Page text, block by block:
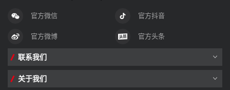
官方微信 官方抖音
官方微博 官方头条
联系我们
关于我们